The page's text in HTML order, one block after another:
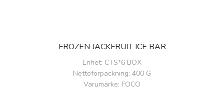
FROZEN JACKFRUIT ICE BAR
Enhet: CTS*6 BOX
Nettoförpackning: 400 G
Varumärke: FOCO